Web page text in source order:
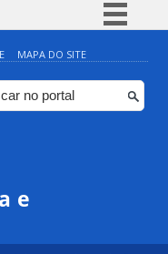
Simplifique!
Comunica BR
Participe
MAPA DO SITE
e